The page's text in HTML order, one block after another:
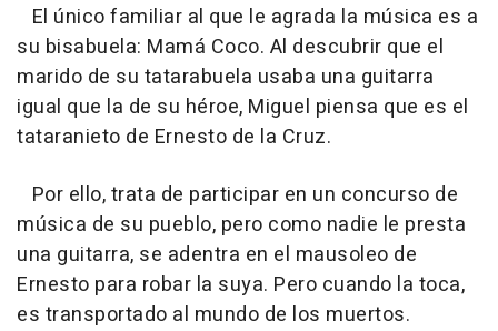
El único familiar al que le agrada la música es a
su bisabuela: Mamá Coco. Al descubrir que el
marido de su tatarabuela usaba una guitarra
igual que la de su héroe, Miguel piensa que es el
tataranieto de Ernesto de la Cruz.
Por ello, trata de participar en un concurso de
música de su pueblo, pero como nadie le presta
una guitarra, se adentra en el mausoleo de
Ernesto para robar la suya. Pero cuando la toca,
es transportado al mundo de los muertos.